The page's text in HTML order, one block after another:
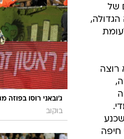
ג'ובאני רוסו
בוקוב
של
רוצה
חיפה